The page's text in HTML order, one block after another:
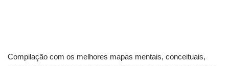
Compilação com os melhores mapas mentais, conceituais,